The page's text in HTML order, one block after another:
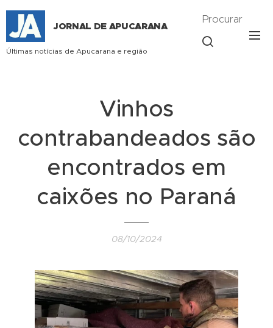
JORNAL DE APUCARANA
Últimas notícias de Apucarana e região
Procurar
Vinhos
contrabandeados são
encontrados em
caixões no Paraná
08/10/2024